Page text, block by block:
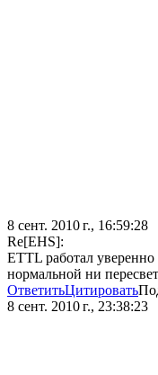
8 сент. 2010 г., 16:59:28
Re[EHS]:
ETTL работал
нормальной ни
ОтветитьЦитировать
8 сент. 2010 г., 23:38:23